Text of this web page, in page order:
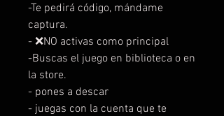
-Te pedirá código, mándame
captura.
- ❌NO activas como principal
-Buscas el juego en biblioteca o en
la store.
- pones a descar
- juegas con la cuenta que te